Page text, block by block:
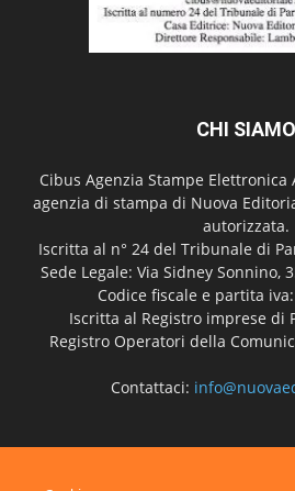
CHI SIAMO
Cibus Agenzia Stampe
agenzia di stampa di Nuova
autorizzata.
Iscritta al n° 24 del Tribunale di
Sede Legale: Via Sidney Sonnino,
Codice fiscale e partita
Iscritta al Registro imprese di
Registro Operatori della
Contattaci: